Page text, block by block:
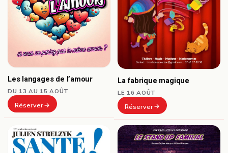
Les langages de l’amour
DU 13 AU 15 AOÛT
Réserver
La fabrique magique
LE 16 AOÛT
Réserver